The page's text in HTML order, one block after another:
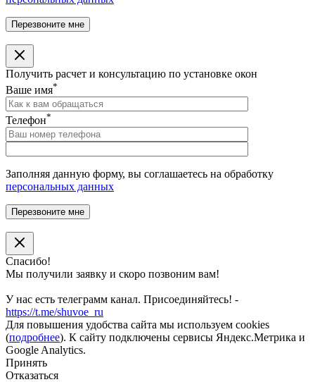
Получить расчет и консультацию по установке окон
Ваше имя*
Телефон*
Заполняя данную форму, вы соглашаетесь на обработку
персональных данных
Спасибо!
Мы получили заявку и скоро позвоним вам!
У нас есть телеграмм канал. Присоединяйтесь! -
https://t.me/shuvoe_ru
Для повышения удобства сайта мы используем cookies
(подробнее). К сайту подключены сервисы Яндекс.Метрика и
Google Analytics.
Принять
Отказаться